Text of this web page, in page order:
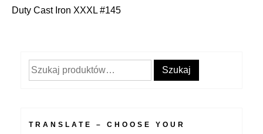
Duty Cast Iron XXXL #145
Szukaj: Szukaj
TRANSLATE – CHOOSE YOUR